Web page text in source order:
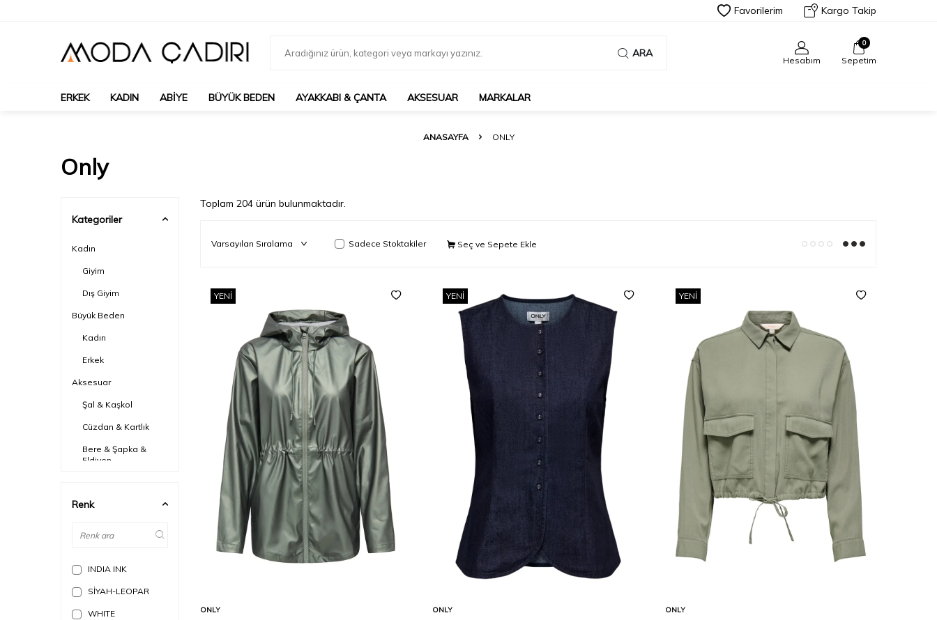
Favorilerim Kargo Takip
ARA
Hesabım
0
Sepetim
ERKEK KADIN ABIYE BÜYÜK BEDEN AYAKKABI & ÇANTA AKSESUAR MARKALAR
ANASAYFA ONLY
Only
Kategoriler
Kadın
Giyim
Dış Giyim
Büyük Beden
Kadın
Erkek
Aksesuar
Şal & Kaşkol
Cüzdan & Kartlık
Bere & Şapka &
Eldiven
Renk
INDIA INK
SİYAH-LEOPAR
WHITE
Toplam 204 ürün bulunmaktadır.
Sadece Stoktakiler Seç ve Sepete Ekle
YENI
ONLY
YENI
ONLY
YENI
ONLY